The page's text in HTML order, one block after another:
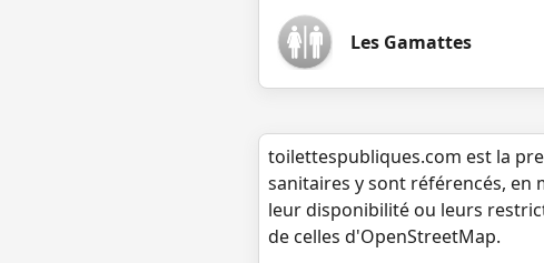
Les Gamattes
toilettespubliques.com est la
sanitaires y sont référencés, en
leur disponibilité ou leurs
de celles d'OpenStreetMap.